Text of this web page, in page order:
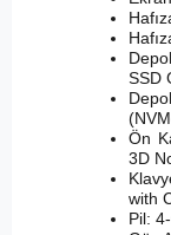
SSD
Ön
3D
with
Pil: